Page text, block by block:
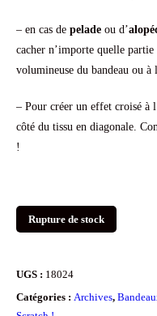
– en cas de pelade ou d’
cacher n’importe quelle
volumineuse du bandeau ou
– Pour créer un effet croisé à
côté du tissu en diagonale.
!
Rupture de stock
UGS : 18024
Catégories : Archives,